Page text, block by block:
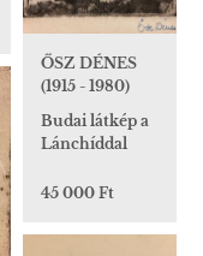
ŐSZ DÉNES
(1915 - 1980)
Budai látkép a
Lánchíddal
45 000 Ft